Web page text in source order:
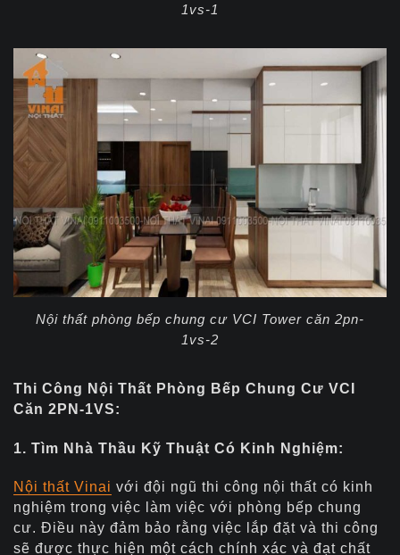
1vs-1
Nội thất phòng bếp chung cư VCI Tower căn 2pn-
1vs-2
Thi Công Nội Thất Phòng Bếp Chung Cư VCI
Căn 2PN-1VS:
1. Tìm Nhà Thầu Kỹ Thuật Có Kinh Nghiệm:
Nội thất Vinai với đội ngũ thi công nội thất có kinh
nghiệm trong việc làm việc với phòng bếp chung
cư. Điều này đảm bảo rằng việc lắp đặt và thi công
sẽ được thực hiện một cách chính xác và đạt chất